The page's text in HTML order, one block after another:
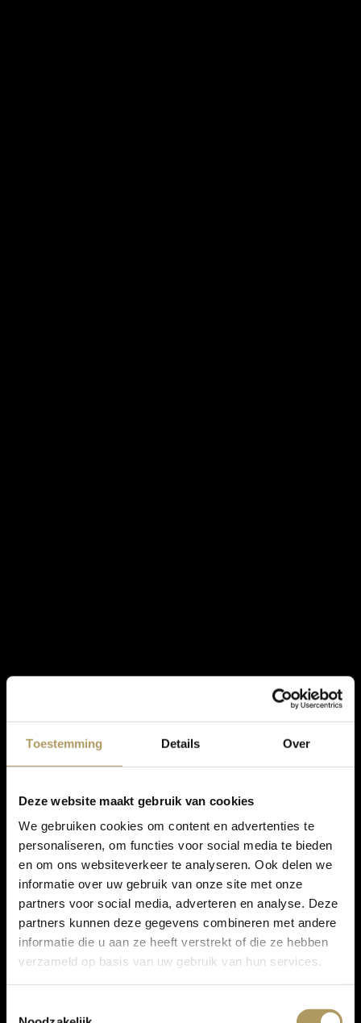
Toestemming Details Over
Deze website maakt gebruik van cookies
We gebruiken cookies om content en advertenties te
personaliseren, om functies voor social media te bieden
en om ons websiteverkeer te analyseren. Ook delen we
informatie over uw gebruik van onze site met onze
partners voor social media, adverteren en analyse. Deze
partners kunnen deze gegevens combineren met andere
informatie die u aan ze heeft verstrekt of die ze hebben
verzameld op basis van uw gebruik van hun services.